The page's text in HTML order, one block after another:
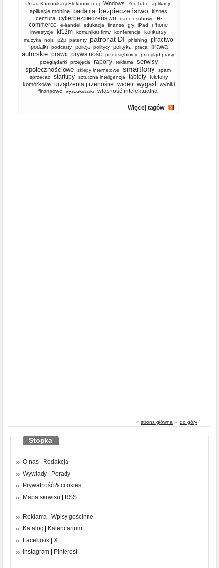
Urząd Komunikacji Elektronicznej Windows YouTube aplikacje
aplikacje mobilne badania bezpieczeństwo biznes
cenzura cyberbezpieczeństwo dane osobowe
e-
commerce
e-handel edukacja finanse gry iPad iPhone
inwestycje kf12m komunikat firmy konferencje konkursy
muzyka nols p2p patenty patronat DI phishing piractwo
podatki podcasty policja politycy polityka praca
prawa
autorskie prawo prywatność przedsiębiorcy
przegląd prasy
przeglądarki
przejęcia raporty reklama
serwisy
społecznościowe
sklepy internetowe smartfony
spam
sprzedaż
startupy sztuczna inteligencja tablety telefony
komórkowe
urządzenia przenośne wideo wygasl
wyniki
finansowe
wyszukiwarki własność intelektualna
Więcej tagów
« strona główna - do góry ^
Stopka
O nas
Redakcja
Wywiady
Porady
Prywatność & cookies
Mapa serwisu
RSS
Reklama
Wpisy gościnne
Katalog
Kalendarium
Facebook
X
Instagram
Pinterest